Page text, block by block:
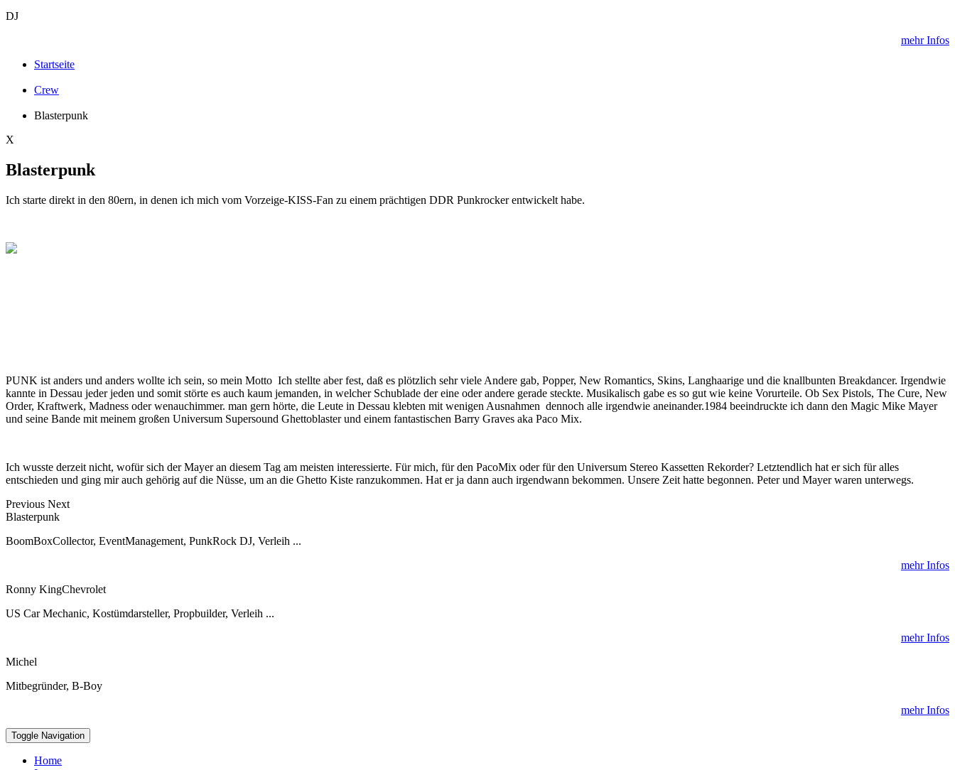
DJ
mehr Infos
Startseite
Crew
Blasterpunk
X
Blasterpunk
Ich starte direkt in den 80ern, in denen ich mich vom Vorzeige-KISS-Fan zu einem prächtigen DDR Punkrocker entwickelt habe.
PUNK ist anders und anders wollte ich sein, so mein Motto Ich stellte aber fest, daß es plötzlich sehr viele Andere gab, Popper, New Romantics, Skins, Langhaarige und die knallbunten Breakdancer. Irgendwie
kannte in Dessau jeder jeden und somit störte es auch kaum jemanden, in welcher Schublade der eine oder andere gerade steckte. Musikalisch gabe es so gut wie keine Vorurteile. Ob Sex Pistols, The Cure, New
Order, Kraftwerk, Madness oder wenauchimmer. man gern hörte, die Leute in Dessau klebten mit wenigen Ausnahmen dennoch alle irgendwie aneinander.1984 beeindruckte ich dann den Magic Mike Mayer
und seine Bande mit meinem großen Universum Supersound Ghettoblaster und einem fantastischen Barry Graves aka Paco Mix.
Ich wusste derzeit nicht, wofür sich der Mayer an diesem Tag am meisten interessierte. Für mich, für den PacoMix oder für den Universum Stereo Kassetten Rekorder? Letztendlich hat er sich für alles
entschieden und ging mir auch gehörig auf die Nüsse, um an die Ghetto Kiste ranzukommen. Hat er ja dann auch irgendwann bekommen. Unsere Zeit hatte begonnen. Peter und Mayer waren unterwegs.
Previous Next
Blasterpunk
BoomBoxCollector, EventManagement, PunkRock DJ, Verleih ...
mehr Infos
Ronny KingChevrolet
US Car Mechanic, Kostümdarsteller, Propbuilder, Verleih ...
mehr Infos
Michel
Mitbegründer, B-Boy
mehr Infos
Toggle Navigation
Home